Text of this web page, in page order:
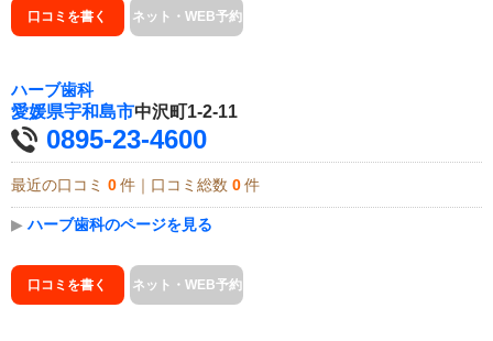
口コミを書く ネット・WEB予約
ハーブ歯科
愛媛県宇和島市中沢町1-2-11
0895-23-4600
最近の口コミ 0 件｜口コミ総数 0 件
▶ ハーブ歯科のページを見る
口コミを書く ネット・WEB予約